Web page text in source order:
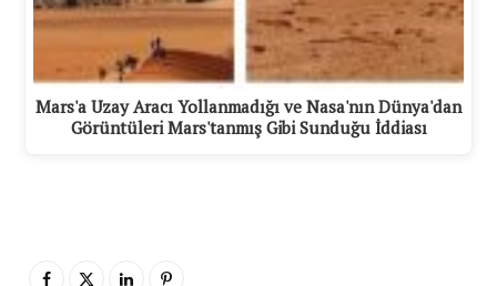
Mars'a Uzay Aracı Yollanmadığı ve Nasa'nın Dünya'dan
Görüntüleri Mars'tanmış Gibi Sunduğu İddiası